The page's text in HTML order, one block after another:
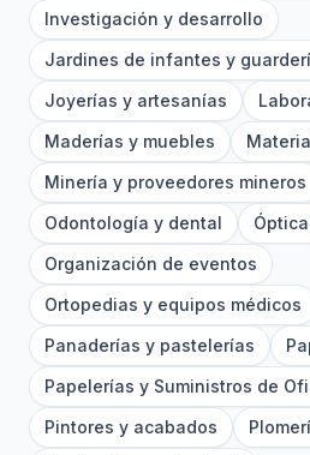
Investigación y desarrollo
Jardines de infantes y
Joyerías y artesanías
Maderías y muebles
Minería y proveedores mineros
Odontología y dental
Organización de eventos
Ortopedias y equipos médicos
Panaderías y pastelerías
Papelerías y Suministros de
Pintores y acabados